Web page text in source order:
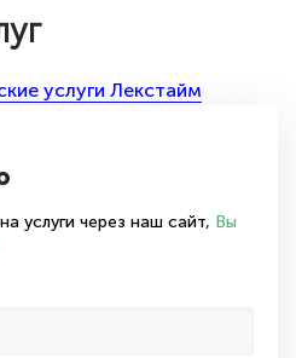
услуги Лекстайм
услуги через наш сайт, Вы